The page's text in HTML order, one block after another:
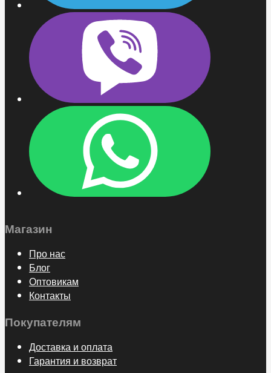
Магазин
Про нас
Блог
Оптовикам
Контакты
Покупателям
Доставка и оплата
Гарантия и возврат